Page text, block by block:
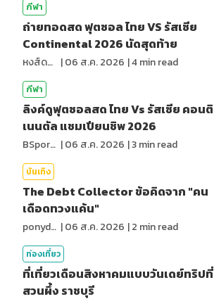
กีฬา
ถ่ายทอดสด ฟุตซอล ไทย VS รัสเซีย
Continental 2026 นัดสุดท้าย
หงส์ดรุณ |06 ส.ค. 2026 |4min read
กีฬา
ลิงค์ดูฟุตซอลสด ไทย Vs รัสเซีย คอนติ
เนนตัล แชมเปียนชิพ 2026
BSports8 |06 ส.ค. 2026 |3min read
บันเทิง
The Debt Collector ข้อคิดจาก "คน
เดือดทวงแค้น"
ponydiary |06 ส.ค. 2026 |2 min read
ท่องเที่ยว
ที่เที่ยวเดือนสิงหาคมแบบวันเดย์ทริปที่
สวนผึ้ง ราชบุรี